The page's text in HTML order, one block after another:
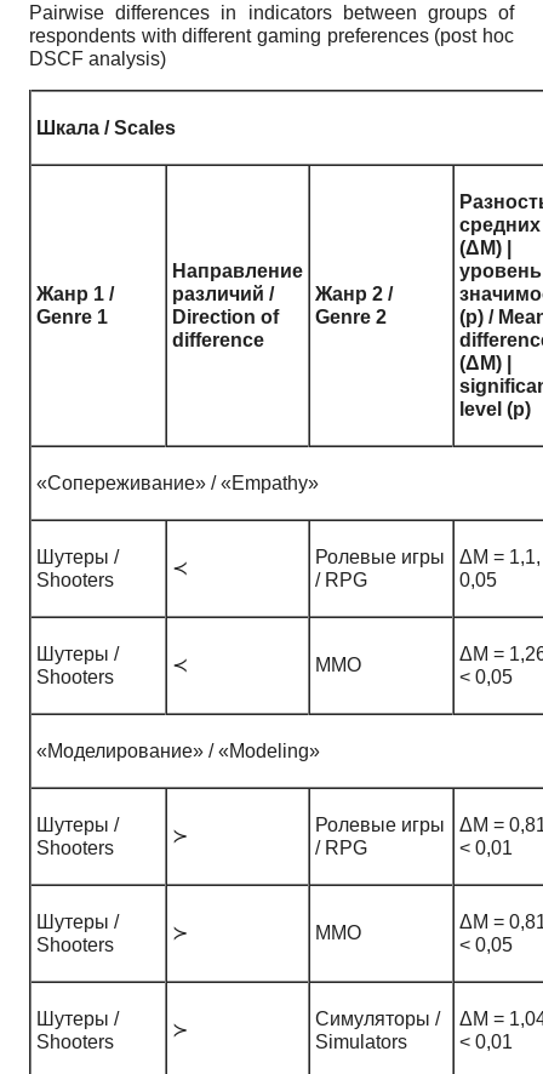
Pairwise differences in indicators between groups of
respondents with different gaming preferences (post hoc
DSCF analysis)
Шкала / Scales
Жанр 1 /
Genre 1
Направление
различий /
Direction of
difference
Жанр 2 /
Genre 2
средних
(ΔM) |
уровень
(p) /
(ΔM) |
level (p)
«Сопереживание» / «Empathy»
Шутеры /
Shooters
≺
Ролевые игры
/ RPG
ΔM =
0,05
Шутеры /
Shooters
≺ ММО
ΔM =
< 0,05
«Моделирование» / «Modeling»
Шутеры /
Shooters
≻
Ролевые игры
/ RPG
ΔM =
< 0,01
Шутеры /
Shooters
≻ ММО
ΔM =
< 0,05
Шутеры /
Shooters
≻
Симуляторы /
Simulators
ΔM =
< 0,01